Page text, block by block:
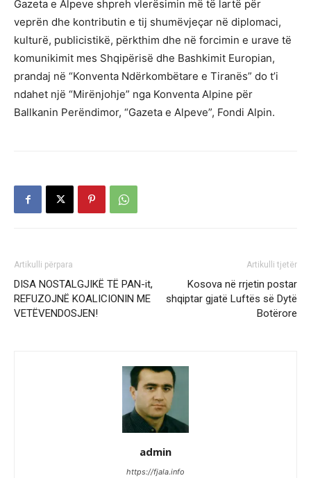
Gazeta e Alpeve shpreh vlerësimin më të lartë për
veprën dhe kontributin e tij shumëvjeçar në diplomaci,
kulturë, publicistikë, përkthim dhe në forcimin e urave të
komunikimit mes Shqipërisë dhe Bashkimit Europian,
prandaj në “Konventa Ndërkombëtare e Tiranës” do t’i
ndahet një “Mirënjohje” nga Konventa Alpine për
Ballkanin Perëndimor, “Gazeta e Alpeve”, Fondi Alpin.
Artikulli përpara
DISA NOSTALGJIKË TË PAN-it,
REFUZOJNË KOALICIONIN ME
VETËVENDOSJEN!
Artikulli tjetër
Kosova në rrjetin postar
shqiptar gjatë Luftës së Dytë
Botërore
admin
https://fjala.info